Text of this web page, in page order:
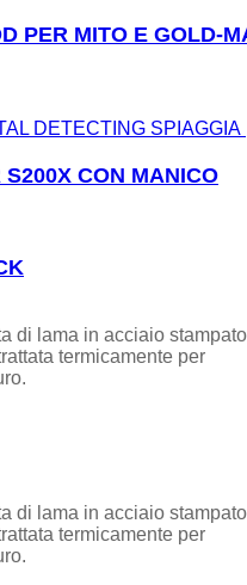
PER MITO E GOLD-
CON MANICO
di lama in acciaio
termicamente per
di lama in acciaio
termicamente per